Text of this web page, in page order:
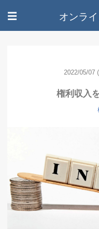
☰ オンラ
2022/05/07
権利収入